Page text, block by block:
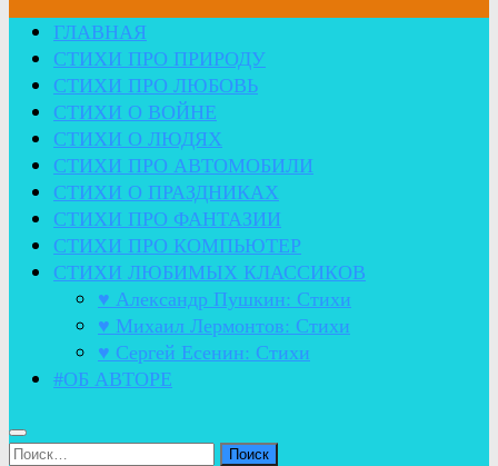
ГЛАВНАЯ
СТИХИ ПРО ПРИРОДУ
СТИХИ ПРО ЛЮБОВЬ
СТИХИ О ВОЙНЕ
СТИХИ О ЛЮДЯХ
СТИХИ ПРО АВТОМОБИЛИ
СТИХИ О ПРАЗДНИКАХ
СТИХИ ПРО ФАНТАЗИИ
СТИХИ ПРО КОМПЬЮТЕР
СТИХИ ЛЮБИМЫХ КЛАССИКОВ
♥ Александр Пушкин: Стихи
♥ Михаил Лермонтов: Стихи
♥ Сергей Есенин: Стихи
#ОБ АВТОРЕ
Найти: